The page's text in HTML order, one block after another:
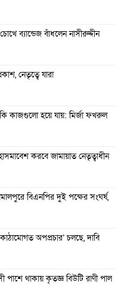
ব্যান্ডেজ বাঁধলেন নাসীরুদ্দীন
নেতৃত্বে যারা
কাজগুলো হয়ে যায়: মির্জা ফখরুল
করবে জামায়াত নেতৃত্বাধীন
বিএনপির দুই পক্ষের সংঘর্ষ,
অপপ্রচার’ চলছে, দাবি
পাশে থাকায় কৃতজ্ঞ বিউটি রাণী পাল